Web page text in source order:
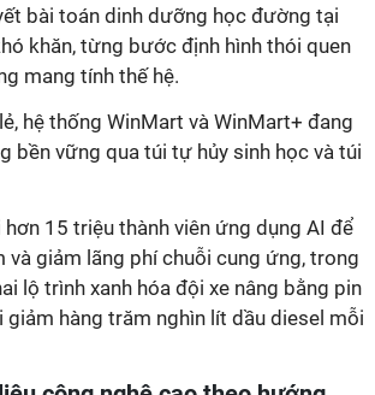
bài toán dinh dưỡng học đường tại
khăn, từng bước định hình thói quen
mang tính thế hệ.
hệ thống WinMart và WinMart+ đang
bền vững qua túi tự hủy sinh học và túi
hơn 15 triệu thành viên ứng dụng AI để
và giảm lãng phí chuỗi cung ứng, trong
lộ trình xanh hóa đội xe nâng bằng pin
giảm hàng trăm nghìn lít dầu diesel mỗi